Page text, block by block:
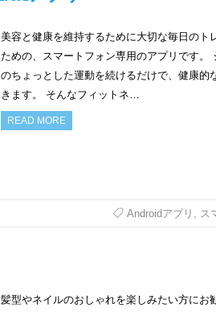
美容と健康を維持するために大切な毎日のト
ための、スマートフォン専用のアプリです。
のちょっとした運動を続けるだけで、健康的
きます。 そんなフィットネ…
READ MORE
Androidアプリ , ス
髪型やネイルのおしゃれを楽しみたい方にお